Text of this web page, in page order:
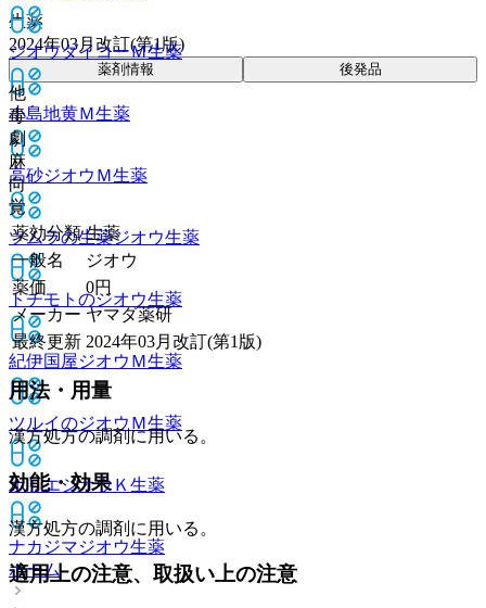
ジオウダイコーＭ生薬
小島地黄Ｍ生薬
高砂ジオウＭ生薬
ツムラの生薬ジオウ生薬
トチモトのジオウ生薬
紀伊国屋ジオウＭ生薬
ツルイのジオウＭ生薬
ホリエジオウＫ 生薬
ナカジマジオウ生薬
ホーム
生薬
2024年03月改訂(第1版)
薬剤情報 後発品
他
毒
劇
麻
向
覚
薬効分類 生薬
一般名
ジオウ
薬価
0円
メーカー ヤマダ薬研
最終更新 2024年03月改訂(第1版)
用法・用量
漢方処方の調剤に用いる。
効能・効果
漢方処方の調剤に用いる。
適用上の注意、取扱い上の注意